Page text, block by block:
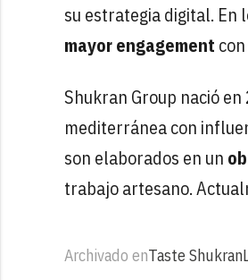
su estrategia digital. En
mayor engagement
Shukran Group nació
mediterránea con
son elaborados en un
trabajo artesano.
Archivado enTaste Shukran